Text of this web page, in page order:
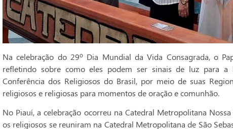
Na celebração do 29º Dia Mundial da Vida Consagrada, o
refletindo sobre como eles podem ser sinais de luz para a
Conferência dos Religiosos do Brasil, por meio de suas
religiosos e religiosas para momentos de oração e comunhão.
No Piauí, a celebração ocorreu na Catedral Metropolitana
os religiosos se reuniram na Catedral Metropolitana de São